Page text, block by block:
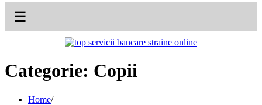
☰
Categorie: Copii
Home